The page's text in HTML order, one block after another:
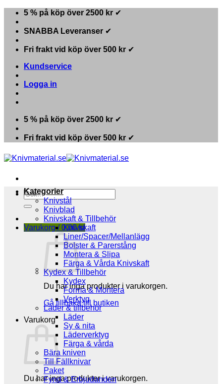
Skip
content
5 % på köp över 2500 kr ✔
SNABBA Leveranser ✔
Fri frakt vid köp över 500 kr ✔
Kundservice
Logga in
5 % på köp över 2500 kr ✔
Fri frakt vid köp över 500 kr ✔
Sök
efter:
Varukorg /0,00kr
Du har inga produkter i varukorgen.
Gå tillbaka till butiken
Varukorg
Du har inga produkter i varukorgen.
Kategorier
Knivstål
Knivblad
Knivskaft & Tillbehör
Knivskaft
Liner/Spacer/Mellanlägg
Bolster & Parerstång
Montera & Slipa
Färga & Vårda Knivskaft
Kydex & Tillbehör
Kydex
Forma & Montera
Verktyg
Läder & tillbehör
Läder
Sy & nita
Läderverktyg
Färga & vårda
Bära kniven
Till Fällknivar
Paket
Fynd & Erbjudanden